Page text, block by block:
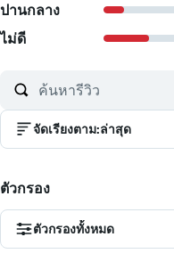
ปานกลาง
ไม่ดี
จัดเรียงตาม:ล่าสุด
ตัวกรอง
ตัวกรองทั้งหมด